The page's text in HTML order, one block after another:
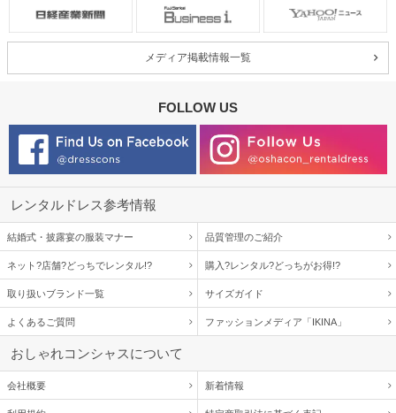
メディア掲載情報一覧
FOLLOW US
レンタルドレス参考情報
結婚式・披露宴の服装マナー 品質管理のご紹介
ネット?店舗?どっちでレンタル!? 購入?レンタル?どっちがお得!?
取り扱いブランド一覧 サイズガイド
よくあるご質問 ファッションメディア「IKINA」
おしゃれコンシャスについて
会社概要 新着情報